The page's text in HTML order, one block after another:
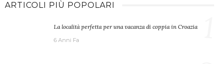
ARTICOLI PIÙ POPOLARI
La località perfetta per una vacanza di coppia in Croazia
6 Anni Fa